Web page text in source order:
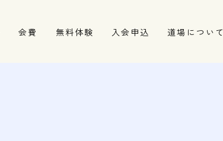
会費 無料体験 入会申込 道場について